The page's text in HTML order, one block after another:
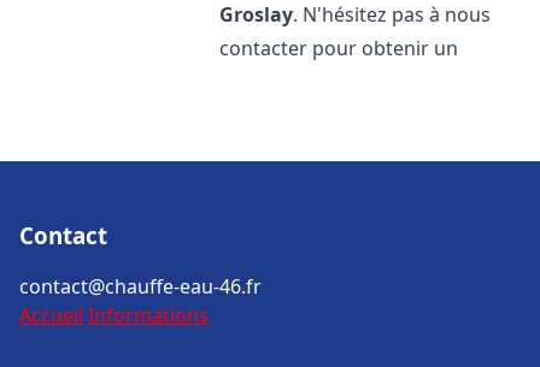
Groslay. N'hésitez pas à nous
contacter pour obtenir un
Contact
contact@chauffe-eau-46.fr
Accueil Informations